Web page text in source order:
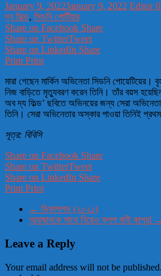
January 9, 2022January 9, 2022 Editor
দ্য ফিল্ড, সিডনি পোর্টিয়ার
Share on Facebook Share
Share on TwitterTweet
Share on LinkedIn Share
Print Print
মারা গেছেন মার্কিন অভিনেতা সিডনি পোয়েটিয়ের।
নিজ বাড়িতে মৃত্যুবরণ করেন তিনি। তাঁর বয়স
অব দ্য ফিল্ড’ ছবিতে অভিনয়ের জন্য সেরা
তিনি। সেরা অভিনেতার অস্কার পাওয়া তিনিই
সূত্র: বিবিসি
Share on Facebook Share
Share on TwitterTweet
Share on LinkedIn Share
Print Print
← ডিকাপলড (২০২১)
আয়ুষ্মানকে সাথে নিয়েও ফ্লপ বানী কাপুর!
Leave a Reply
Your email address will not be published.